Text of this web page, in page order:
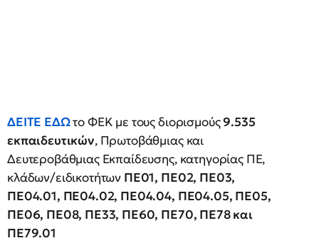
ΔΕΙΤΕ ΕΔΩτο ΦΕΚ με τους διορισμούς9.535
εκπαιδευτικών, Πρωτοβάθμιας και
Δευτεροβάθμιας Εκπαίδευσης, κατηγορίας ΠΕ,
κλάδων/ειδικοτήτων ΠΕ01, ΠΕ02, ΠΕ03,
ΠΕ04.01, ΠΕ04.02, ΠΕ04.04, ΠΕ04.05, ΠΕ05,
ΠΕ06, ΠΕ08, ΠΕ33, ΠΕ60, ΠΕ70, ΠΕ78 και
ΠΕ79.01